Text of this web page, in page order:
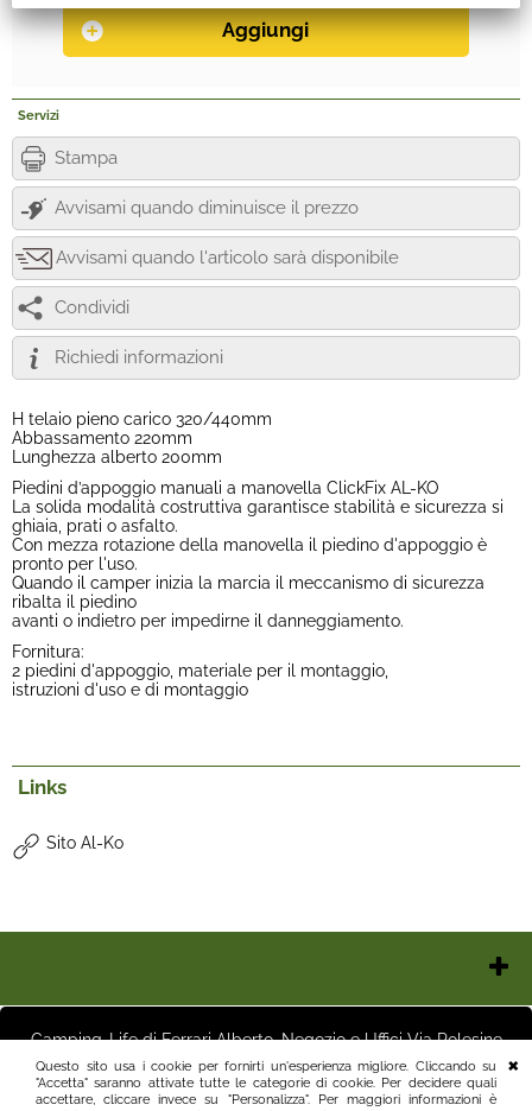
Questo sito usa i cookie per fornirti un'esperienza migliore. Cliccando su
"Accetta" saranno attivate tutte le categorie di cookie. Per decidere quali
accettare, cliccare invece su "Personalizza". Per maggiori informazioni è
Servizi
Stampa
Avvisami quando diminuisce il prezzo
Avvisami quando l'articolo sarà disponibile
Condividi
Richiedi informazioni
H telaio pieno carico 320/440mm
Abbassamento 220mm
Lunghezza alberto 200mm
Piedini d’appoggio manuali a manovella ClickFix AL-KO
La solida modalità costruttiva garantisce stabilità e sicurezza si
ghiaia, prati o asfalto.
Con mezza rotazione della manovella il piedino d'appoggio è
pronto per l'uso.
Quando il camper inizia la marcia il meccanismo di sicurezza
ribalta il piedino
avanti o indietro per impedirne il danneggiamento.
Fornitura:
2 piedini d'appoggio, materiale per il montaggio,
istruzioni d'uso e di montaggio
Links
Sito Al-Ko
Spedizioni
Camping-Life di Ferrari Alberto, Negozio e Uffici Via Polesine
16 25125 Brescia (BS) Magazzino Via Friuli 3 25125 Brescia (BS)
Italia P.I.03411250982 info@camping-life.it tel.3887818400